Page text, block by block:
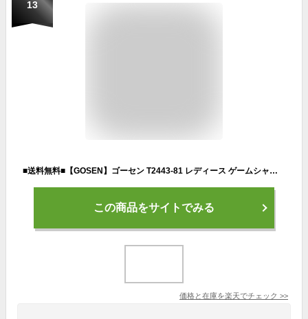
13
■送料無料■【GOSEN】ゴーセン T2443-81 レディース ゲームシャツ[ピンク][レディース/テニス/ソフトテニス/バドミントン/半袖/半そで/Tシャツ/半袖シャツ/ゲームシャツ/トップス/試合/トレーニング/スポーツウェア]【RCP】
この商品をサイトでみる
価格と在庫を楽天でチェック >>